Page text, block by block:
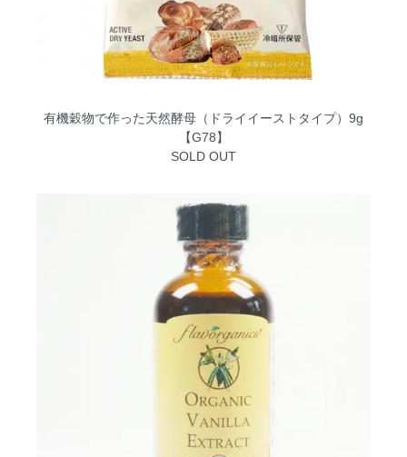
有機穀物で作った天然酵母（ドライイーストタイプ）9g
【G78】
SOLD OUT